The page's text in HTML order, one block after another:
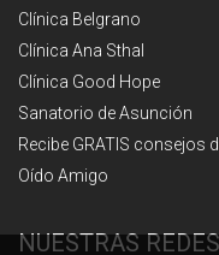
Clínica Belgrano
Clínica Ana Sthal
Clínica Good Hope
Sanatorio de Asunción
Recibe GRATIS consejos
Oído Amigo
NUESTRAS REDES